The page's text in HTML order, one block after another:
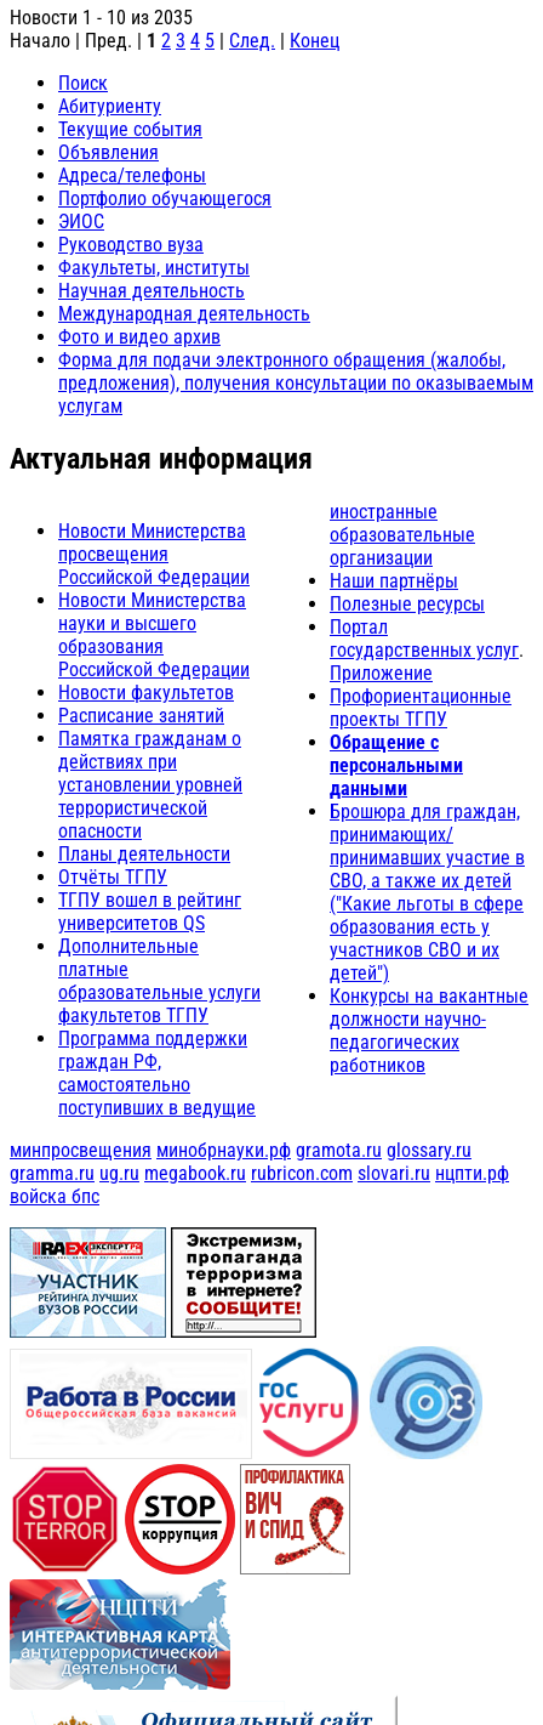
Новости 1 - 10 из 2035
Начало | Пред. | 1 2 3 4 5 След.
Конец
Поиск
Абитуриенту
Текущие события
Объявления
Адреса/телефоны
Портфолио обучающегося
ЭИОС
Руководство вуза
Факультеты, институты
Научная деятельность
Международная деятельность
Фото и видео архив
Форма для подачи электронного обращения (жалобы,
предложения), получения консультации по оказываемым
услугам
Актуальная информация
Новости Министерства
просвещения
Российской Федерации
Новости Министерства
науки и высшего
образования
Российской Федерации
Новости факультетов
Расписание занятий
Памятка гражданам о
действиях при
установлении уровней
террористической
опасности
Планы деятельности
Отчёты ТГПУ
ТГПУ вошел в рейтинг
университетов QS
Дополнительные
платные
образовательные услуги
факультетов ТГПУ
Программа поддержки
граждан РФ,
самостоятельно
поступивших в ведущие
иностранные
образовательные
организации
Наши партнёры
Полезные ресурсы
Портал
государственных услуг.
Приложение
Профориентационные
проекты ТГПУ
Обращение с
персональными
данными
Брошюра для граждан,
принимающих/
принимавших участие в
СВО, а также их детей
("Какие льготы в сфере
образования есть у
участников СВО и их
детей")
Конкурсы на вакантные
должности научно-
педагогических
работников
минпросвещения минобрнауки.рф gramota.ru glossary.ru
gramma.ru ug.ru megabook.ru rubricon.com slovari.ru нцпти.рф
войска бпс